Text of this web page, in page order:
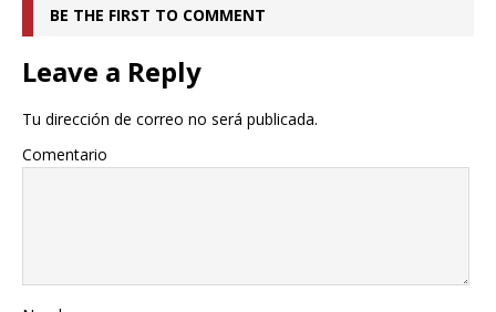
BE THE FIRST TO COMMENT
Leave a Reply
Tu dirección de correo no será publicada.
Comentario